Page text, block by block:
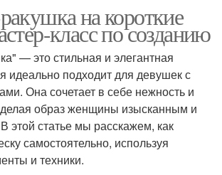
на короткие
класс по созданию
— это стильная и элегантная
идеально подходит для девушек с
Она сочетает в себе нежность и
делая образ женщины изысканным и
этой статье мы расскажем, как
самостоятельно, используя
и техники.